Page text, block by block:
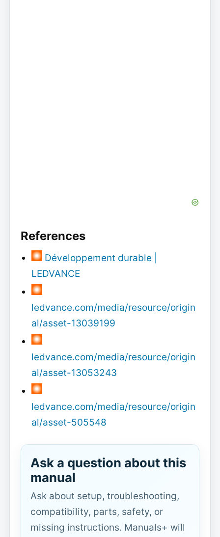
References
Développement durable |
LEDVANCE
ledvance.com/media/resource/origin
al/asset-13039199
ledvance.com/media/resource/origin
al/asset-13053243
ledvance.com/media/resource/origin
al/asset-505548
Ask a question about this
manual
Ask about setup, troubleshooting,
compatibility, parts, safety, or
missing instructions. Manuals+ will